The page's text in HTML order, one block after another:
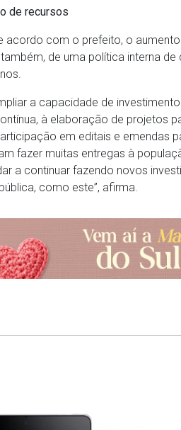
de recursos
acordo com o prefeito, o
de uma política interna
a capacidade de
à elaboração de projetos
em editais e emendas
fazer muitas entregas à
a continuar fazendo novos
como este”, afirma.